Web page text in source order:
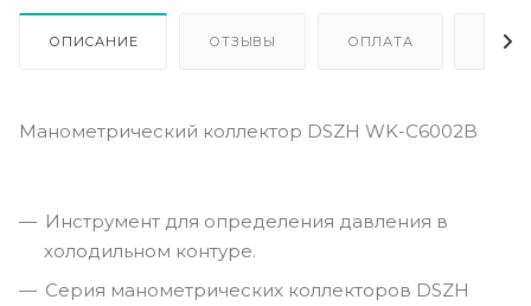
ОПИСАНИЕ ОТЗЫВЫ ОПЛАТА
Манометрический коллектор DSZH WK-C6002B
Инструмент для определения давления в
холодильном контуре.
Серия манометрических коллекторов DSZH